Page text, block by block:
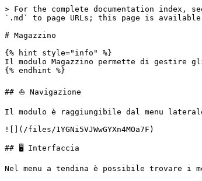
> For the complete documentation index,
`.md` to page URLs; this page is available
# Magazzino
{% hint style="info" %}
Il modulo Magazzino permette di
{% endhint %}
## ⛵ Navigazione
Il modulo è raggiungibile dal menu
![](/files/1YGNi5VJWwGYXn4MOa7F)
## 🖥️ Interfaccia
Nel menu a tendina è possibile trovare i